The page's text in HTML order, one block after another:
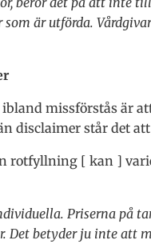
som är utförda.
missförstås är
disclaimer står det
rotfyllning [ kan ]
Priserna på
Det betyder ju inte att